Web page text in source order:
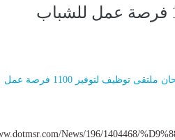
News/196/1404468/